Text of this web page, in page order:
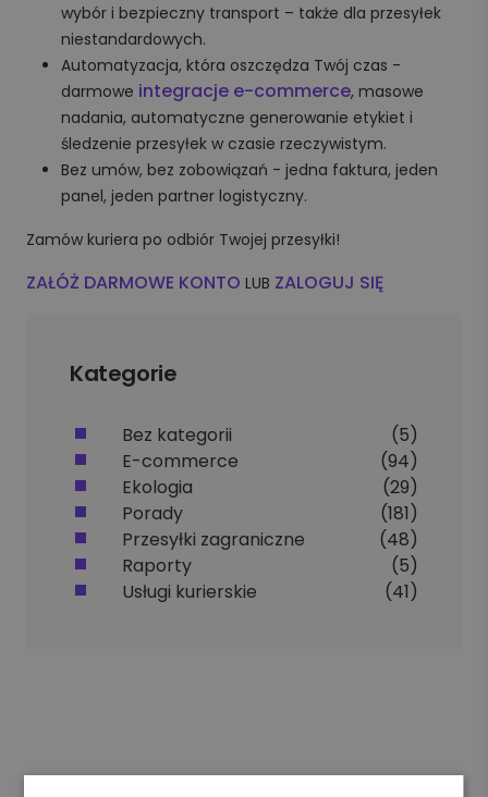
wybór i bezpieczny transport – także dla przesyłek
niestandardowych.
Automatyzacja, która oszczędza Twój czas -
darmowe integracje e-commerce, masowe
nadania, automatyczne generowanie etykiet i
śledzenie przesyłek w czasie rzeczywistym.
Bez umów, bez zobowiązań - jedna faktura, jeden
panel, jeden partner logistyczny.
Zamów kuriera po odbiór Twojej przesyłki!
ZAŁÓŻ DARMOWE KONTO LUB ZALOGUJ SIĘ
Kategorie
Bez kategorii
(5)
E-commerce
(94)
Ekologia
(29)
Porady
(181)
Przesyłki zagraniczne
(48)
Raporty
(5)
Usługi kurierskie
(41)